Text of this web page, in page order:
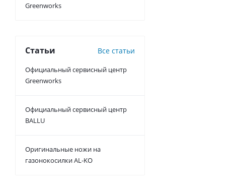
Greenworks
Статьи Все статьи
Официальный сервисный центр
Greenworks
Официальный сервисный центр
BALLU
Оригинальные ножи на
газонокосилки AL-KO